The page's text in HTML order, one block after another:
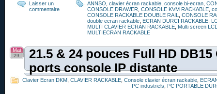
Laisser un
commentaire
ANNSO, clavier écran rackable, console bi-ecran,
CONSOLE DRAWER, CONSOLE KVM RACKABLE,
CONSOLE RACKABLE DOUBLE RAIL, CONSOLE
double ecran rackable, ECRAN DURCI RACKABLE,
MULTI CLAVIER ECRAN RACKABLE, Multi screen
MULTIECRAN RACKABLE
21.5 & 24 pouces Full HD DB15
ports console IP distante
Mai
29
Clavier Ecran DKM, CLAVIER RACKABLE, Console clavier écran rackable,
PC industriels, PC PORTABLE